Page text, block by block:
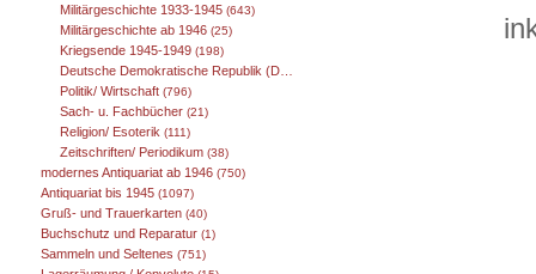
Militärgeschichte 1933-1945 (643)
Militärgeschichte ab 1946 (25)
Kriegsende 1945-1949 (198)
Deutsche Demokratische Republik (DDR) 1949-1989
Politik/ Wirtschaft (796)
Sach- u. Fachbücher (21)
Religion/ Esoterik (111)
Zeitschriften/ Periodikum (38)
modernes Antiquariat ab 1946 (750)
Antiquariat bis 1945 (1097)
Gruß- und Trauerkarten (40)
Buchschutz und Reparatur (1)
Sammeln und Seltenes (751)